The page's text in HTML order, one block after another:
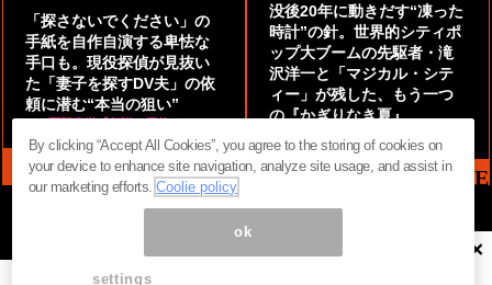
「探さないでください」の
手紙を自作自演する卑怯な
手口も。現役探偵が見抜い
た「妻子を探すDV夫」の依
頼に潜む“本当の狙い”
没後20年に動きだす“凍った
時計”の針。世界的シティポ
ップ大ブームの先駆者・滝
沢洋一と「マジカル・シテ
ィー」が残した、もう一つ
の『かぎりなき夏』
MAG2 NEWS HEADLINE
ページ内の商標は全て商標権者に属します。無断転載を禁じます。 ©
まぐまぐ！
×
By clicking “Accept All Cookies”, you agree to the storing of cookies on
your device to enhance site navigation, analyze site usage, and assist in
our marketing efforts.Coolie policy
ok
settings